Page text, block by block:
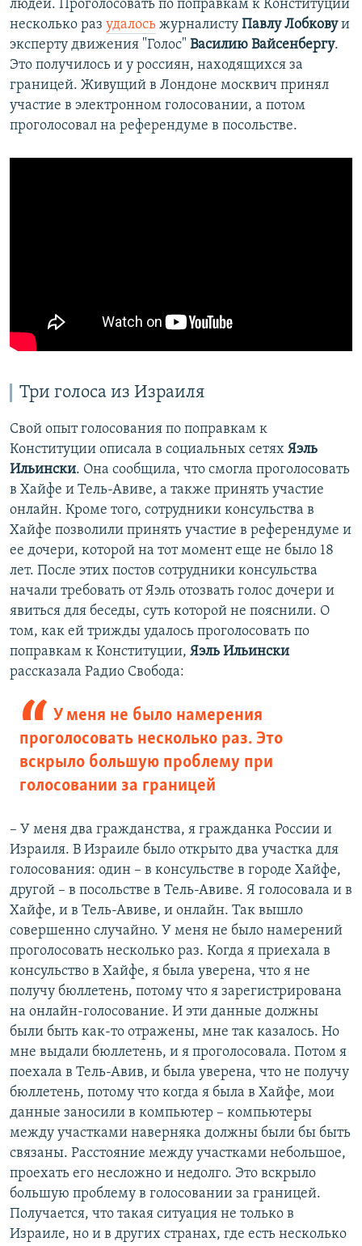
людей. Проголосовать по поправкам к Конституции
несколько раз удалось журналисту Павлу Лобковуи
эксперту движения "Голос" Василию Вайсенбергу.
Это получилось и у россиян, находящихся за
границей. Живущий в Лондоне москвич принял
участие в электронном голосовании, а потом
проголосовал на референдуме в посольстве.
Три голоса из Израиля
Свой опыт голосования по поправкам к
Конституции описала в социальных сетях Яэль
Ильински. Она сообщила, что смогла проголосовать
в Хайфе и Тель-Авиве, а также принять участие
онлайн. Кроме того, сотрудники консульства в
Хайфе позволили принять участие в референдуме и
ее дочери, которой на тот момент еще не было 18
лет. После этих постов сотрудники консульства
начали требовать от Яэль отозвать голос дочери и
явиться для беседы, суть которой не пояснили. О
том, как ей трижды удалось проголосовать по
поправкам к Конституции, Яэль Ильински
рассказала Радио Свобода:
У меня не было намерения
проголосовать несколько раз. Это
вскрыло большую проблему при
голосовании за границей
– У меня два гражданства, я гражданка России и
Израиля. В Израиле было открыто два участка для
голосования: один – в консульстве в городе Хайфе,
другой – в посольстве в Тель-Авиве. Я голосовала и в
Хайфе, и в Тель-Авиве, и онлайн. Так вышло
совершенно случайно. У меня не было намерений
проголосовать несколько раз. Когда я приехала в
консульство в Хайфе, я была уверена, что я не
получу бюллетень, потому что я зарегистрирована
на онлайн-голосование. И эти данные должны
были быть как-то отражены, мне так казалось. Но
мне выдали бюллетень, и я проголосовала. Потом я
поехала в Тель-Авив, и была уверена, что не получу
бюллетень, потому что когда я была в Хайфе, мои
данные заносили в компьютер – компьютеры
между участками наверняка должны были бы быть
связаны. Расстояние между участками небольшое,
проехать его несложно и недолго. Это вскрыло
большую проблему в голосовании за границей.
Получается, что такая ситуация не только в
Израиле, но и в других странах, где есть несколько